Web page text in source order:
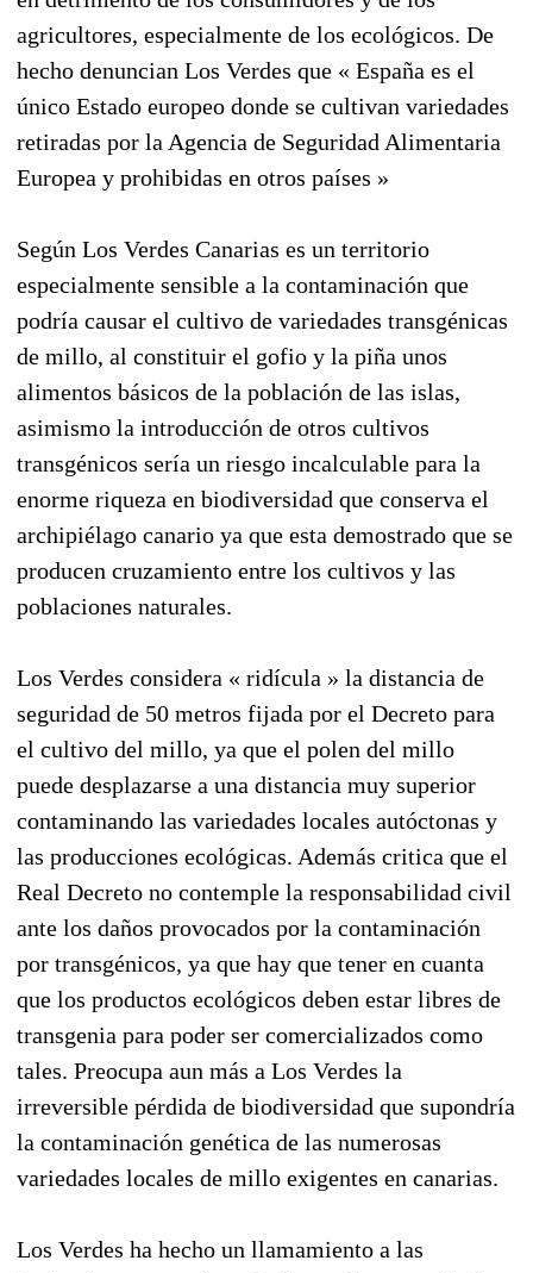
agricultores, especialmente de los ecológicos. De
hecho denuncian Los Verdes que « España es el
único Estado europeo donde se cultivan variedades
retiradas por la Agencia de Seguridad Alimentaria
Europea y prohibidas en otros países »
Según Los Verdes Canarias es un territorio
especialmente sensible a la contaminación que
podría causar el cultivo de variedades transgénicas
de millo, al constituir el gofio y la piña unos
alimentos básicos de la población de las islas,
asimismo la introducción de otros cultivos
transgénicos sería un riesgo incalculable para la
enorme riqueza en biodiversidad que conserva el
archipiélago canario ya que esta demostrado que se
producen cruzamiento entre los cultivos y las
poblaciones naturales.
Los Verdes considera « ridícula » la distancia de
seguridad de 50 metros fijada por el Decreto para
el cultivo del millo, ya que el polen del millo
puede desplazarse a una distancia muy superior
contaminando las variedades locales autóctonas y
las producciones ecológicas. Además critica que el
Real Decreto no contemple la responsabilidad civil
ante los daños provocados por la contaminación
por transgénicos, ya que hay que tener en cuanta
que los productos ecológicos deben estar libres de
transgenia para poder ser comercializados como
tales. Preocupa aun más a Los Verdes la
irreversible pérdida de biodiversidad que supondría
la contaminación genética de las numerosas
variedades locales de millo exigentes en canarias.
Los Verdes ha hecho un llamamiento a las